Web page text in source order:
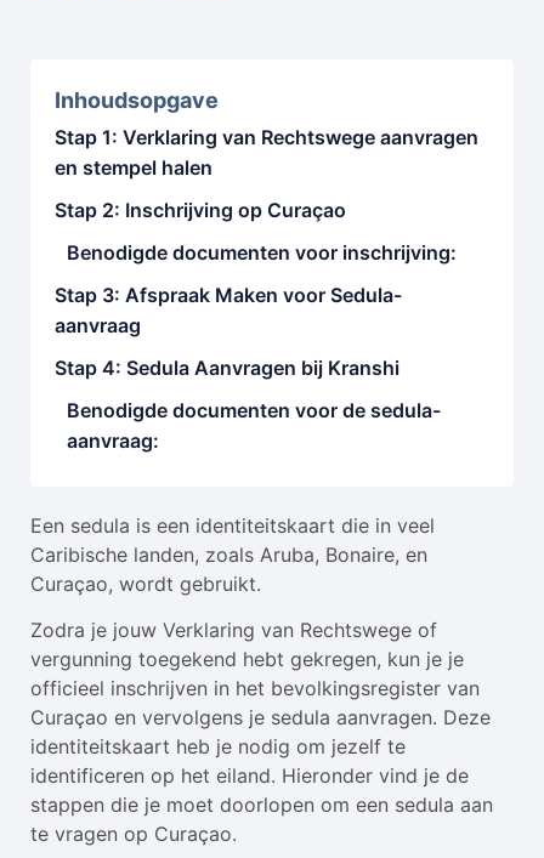
Inhoudsopgave
Stap 1: Verklaring van Rechtswege aanvragen
en stempel halen
Stap 2: Inschrijving op Curaçao
Benodigde documenten voor inschrijving:
Stap 3: Afspraak Maken voor Sedula-
aanvraag
Stap 4: Sedula Aanvragen bij Kranshi
Benodigde documenten voor de sedula-
aanvraag:
Een sedula is een identiteitskaart die in veel
Caribische landen, zoals Aruba, Bonaire, en
Curaçao, wordt gebruikt.
Zodra je jouw Verklaring van Rechtswege of
vergunning toegekend hebt gekregen, kun je je
officieel inschrijven in het bevolkingsregister van
Curaçao en vervolgens je sedula aanvragen. Deze
identiteitskaart heb je nodig om jezelf te
identificeren op het eiland. Hieronder vind je de
stappen die je moet doorlopen om een sedula aan
te vragen op Curaçao.